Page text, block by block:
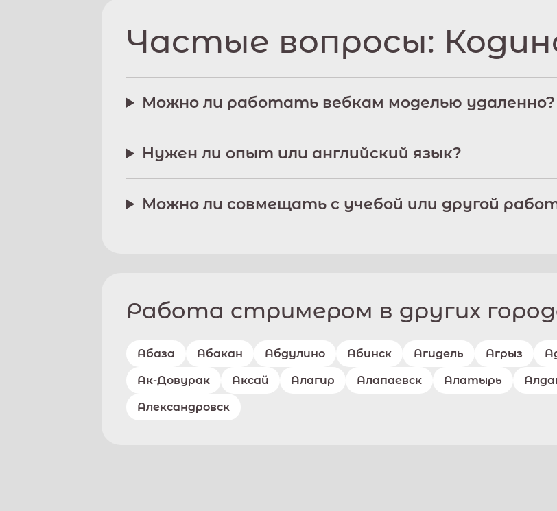
Частые вопросы:
Можно ли работать вебкам моделью удаленно?
Нужен ли опыт или английский язык?
Можно ли совмещать с учебой или другой
Работа стримером в других
Абаза Абакан Абдулино Абинск Агидель Агрыз
Ак-Довурак Аксай Алагир Алапаевск Алатырь
Александровск